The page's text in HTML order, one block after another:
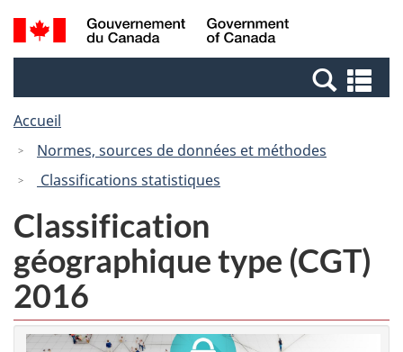
Passer
au
Passer
à
Canada
Recherche
et
et
Accueil
Normes, sources de données et méthodes
Classifications statistiques
Classification
géographique type (CGT)
2016